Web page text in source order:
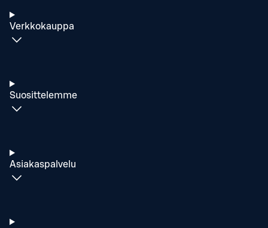
Verkkokauppa
Suosittelemme
Asiakaspalvelu